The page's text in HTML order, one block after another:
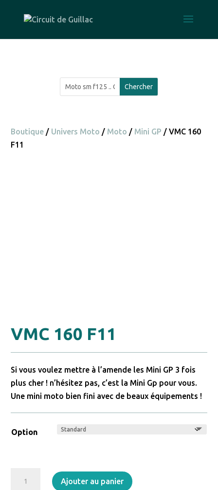
Boutique / Univers Moto / Moto / Mini GP / VMC 160
F11
VMC 160 F11
Si vous voulez mettre à l’amende les Mini GP 3 fois
plus cher ! n’hésitez pas, c’est la Mini Gp pour vous.
Une mini moto bien fini avec de beaux équipements !
Option
Ajouter au panier